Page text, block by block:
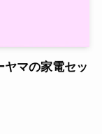
ヤマの家電セッ